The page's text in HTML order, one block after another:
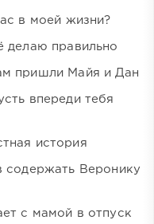
в моей жизни?
делаю правильно
пришли Майя и Дан
впереди тебя
история
содержать Веронику
с мамой в отпуск